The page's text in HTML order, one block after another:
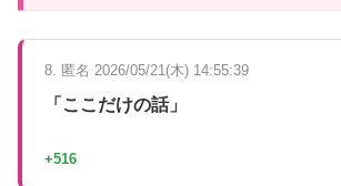
8. 匿名 2026/05/21(木) 14:55:39
「ここだけの話」
+516